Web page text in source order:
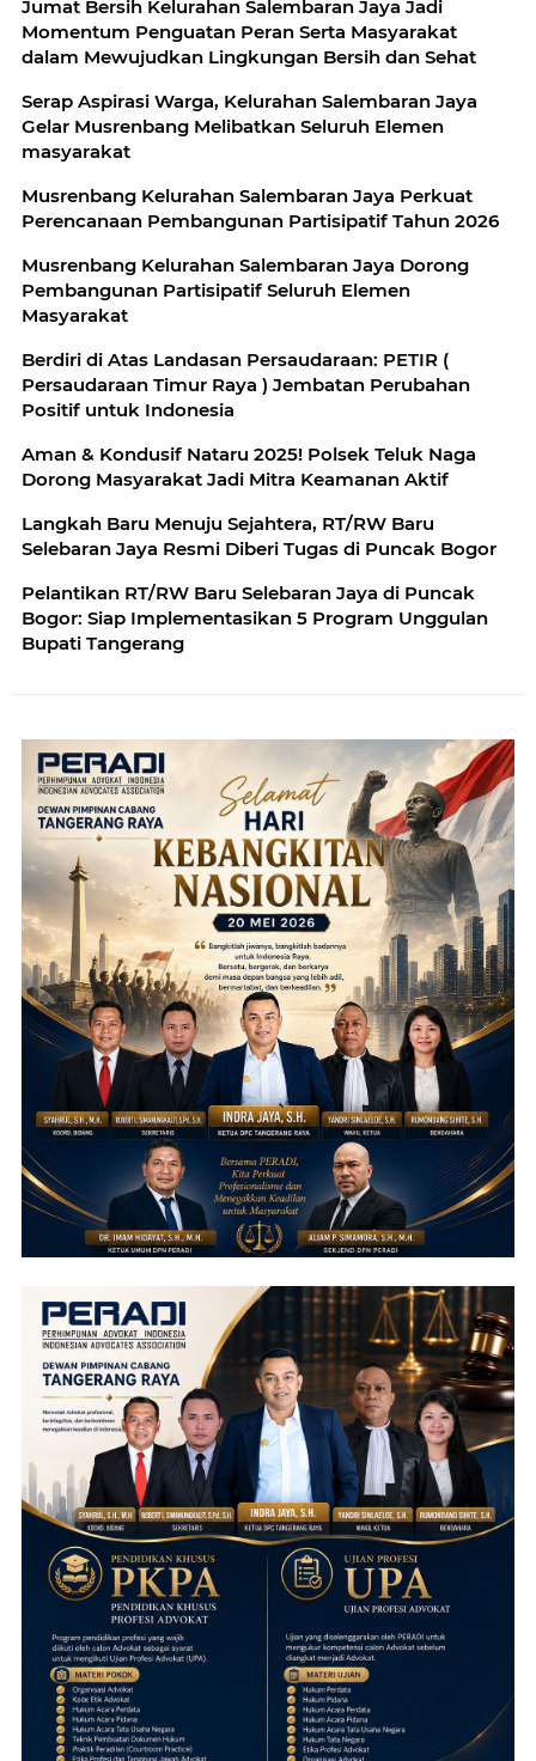
Jumat Bersih Kelurahan Salembaran Jaya Jadi
Momentum Penguatan Peran Serta Masyarakat
dalam Mewujudkan Lingkungan Bersih dan Sehat
Serap Aspirasi Warga, Kelurahan Salembaran Jaya
Gelar Musrenbang Melibatkan Seluruh Elemen
masyarakat
Musrenbang Kelurahan Salembaran Jaya Perkuat
Perencanaan Pembangunan Partisipatif Tahun 2026
Musrenbang Kelurahan Salembaran Jaya Dorong
Pembangunan Partisipatif Seluruh Elemen
Masyarakat
Berdiri di Atas Landasan Persaudaraan: PETIR (
Persaudaraan Timur Raya ) Jembatan Perubahan
Positif untuk Indonesia
Aman & Kondusif Nataru 2025! Polsek Teluk Naga
Dorong Masyarakat Jadi Mitra Keamanan Aktif
Langkah Baru Menuju Sejahtera, RT/RW Baru
Selebaran Jaya Resmi Diberi Tugas di Puncak Bogor
Pelantikan RT/RW Baru Selebaran Jaya di Puncak
Bogor: Siap Implementasikan 5 Program Unggulan
Bupati Tangerang